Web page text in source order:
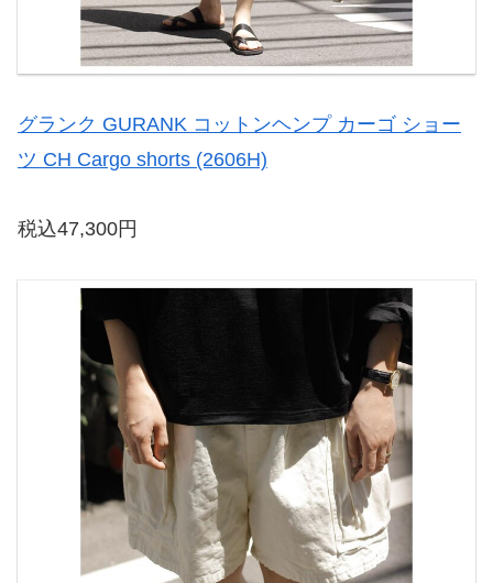
グランク GURANK コットンヘンプ カーゴ ショー
ツ CH Cargo shorts (2606H)
税込47,300円